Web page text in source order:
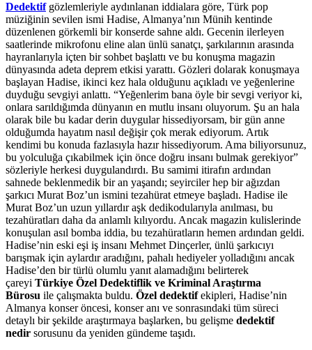
Dedektifgözlemleriyle aydınlanan iddialara göre, Türk pop
müziğinin sevilen ismi Hadise, Almanya’nın Münih kentinde
düzenlenen görkemli bir konserde sahne aldı. Gecenin ilerleyen
saatlerinde mikrofonu eline alan ünlü sanatçı, şarkılarının arasında
hayranlarıyla içten bir sohbet başlattı ve bu konuşma magazin
dünyasında adeta deprem etkisi yarattı. Gözleri dolarak konuşmaya
başlayan Hadise, ikinci kez hala olduğunu açıkladı ve yeğenlerine
duyduğu sevgiyi anlattı. “Yeğenlerim bana öyle bir sevgi veriyor ki,
onlara sarıldığımda dünyanın en mutlu insanı oluyorum. Şu an hala
olarak bile bu kadar derin duygular hissediyorsam, bir gün anne
olduğumda hayatım nasıl değişir çok merak ediyorum. Artık
kendimi bu konuda fazlasıyla hazır hissediyorum. Ama biliyorsunuz,
bu yolculuğa çıkabilmek için önce doğru insanı bulmak gerekiyor”
sözleriyle herkesi duygulandırdı. Bu samimi itirafın ardından
sahnede beklenmedik bir an yaşandı; seyirciler hep bir ağızdan
şarkıcı Murat Boz’un ismini tezahürat etmeye başladı. Hadise ile
Murat Boz’un uzun yıllardır aşk dedikodularıyla anılması, bu
tezahüratları daha da anlamlı kılıyordu. Ancak magazin kulislerinde
konuşulan asıl bomba iddia, bu tezahüratların hemen ardından geldi.
Hadise’nin eski eşi iş insanı Mehmet Dinçerler, ünlü şarkıcıyı
barışmak için aylardır aradığını, pahalı hediyeler yolladığını ancak
Hadise’den bir türlü olumlu yanıt alamadığını belirterek
çareyi Türkiye Özel Dedektiflik ve Kriminal Araştırma
Bürosu ile çalışmakta buldu. Özel dedektifekipleri, Hadise’nin
Almanya konser öncesi, konser anı ve sonrasındaki tüm süreci
detaylı bir şekilde araştırmaya başlarken, bu gelişme dedektif
nedir sorusunu da yeniden gündeme taşıdı.